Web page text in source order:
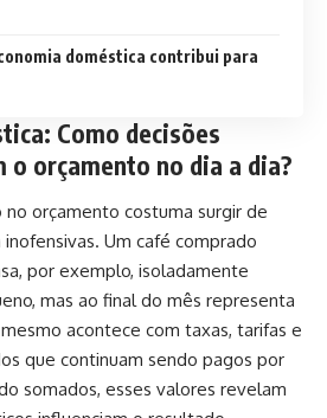
doméstica contribui para
Como decisões
o orçamento no dia a dia?
no orçamento costuma surgir de
Um café comprado
por exemplo, isoladamente
mas ao final do mês representa
acontece com taxas, tarifas e
que continuam sendo pagos por
somados, esses valores revelam